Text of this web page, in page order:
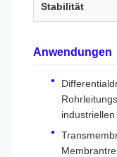
Stabilität
Anwendungen